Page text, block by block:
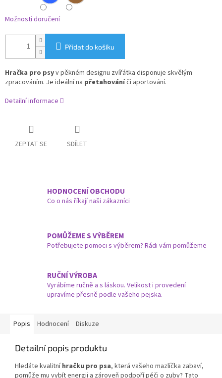
Možnosti doručení
Přidat do košíku
Hračka pro psyv pěkném designu zvířátka disponuje skvělým
zpracováním. Je ideální na přetahováníči aportování.
Detailní informace
ZEPTAT SE SDÍLET
HODNOCENÍ OBCHODU
Co o nás říkají naši zákazníci
POMŮŽEME S VÝBĚREM
Potřebujete pomoci s výběrem? Rádi vám pomůžeme
RUČNÍ VÝROBA
Vyrábíme ručně a s láskou. Velikost i provedení
upravíme přesně podle vašeho pejska.
Popis Hodnocení Diskuze
Detailní popis produktu
Hledáte kvalitníhračku pro psa, která vašeho mazlíčka zabaví,
pomůže mu vybít energii a zároveň podpoří péči o zuby? Tato